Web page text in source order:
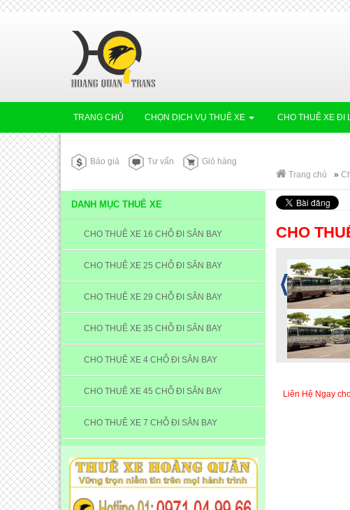
TRANG CHỦ CHỌN DỊCH VỤ THUÊ XE CHO THUÊ XE ĐI
Báo giá Tư vấn
Giỏ hàng
Trang chủ
»
DANH MỤC THUÊ XE
CHO THUÊ XE 16 CHỖ ĐI SÂN BAY
CHO THUÊ XE 25 CHỖ ĐI SÂN BAY
CHO THUÊ XE 29 CHỖ ĐI SÂN BAY
CHO THUÊ XE 35 CHỖ ĐI SÂN BAY
CHO THUÊ XE 4 CHỖ ĐI SÂN BAY
CHO THUÊ XE 45 CHỖ ĐI SÂN BAY
CHO THUÊ XE 7 CHỖ ĐI SÂN BAY
CHO
Liên Hệ Ngay